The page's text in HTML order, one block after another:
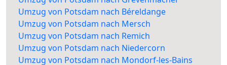
Umzug von Potsdam nach Béreldange
Umzug von Potsdam nach Mersch
Umzug von Potsdam nach Remich
Umzug von Potsdam nach Niedercorn
Umzug von Potsdam nach Mondorf-les-Bains